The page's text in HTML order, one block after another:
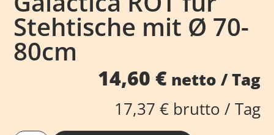
Stehtische mit Ø 70-
80cm
14,60 €netto / Tag
17,37 €brutto / Tag